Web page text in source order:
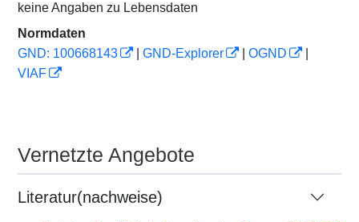
keine Angaben zu Lebensdaten
Normdaten
GND: 100668143
GND-Explorer OGND
VIAF
Vernetzte Angebote
Literatur(nachweise)